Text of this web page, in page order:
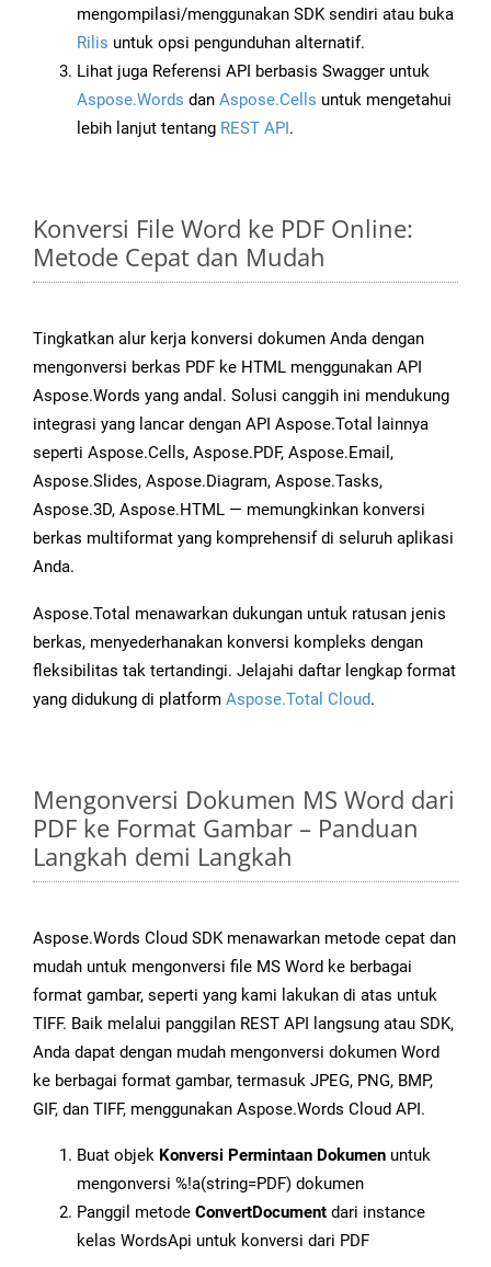
mengompilasi/menggunakan SDK sendiri atau buka
Rilis untuk opsi pengunduhan alternatif.
Lihat juga Referensi API berbasis Swagger untuk
Aspose.Words dan Aspose.Cells untuk mengetahui
lebih lanjut tentang REST API.
Konversi File Word ke PDF Online:
Metode Cepat dan Mudah
Tingkatkan alur kerja konversi dokumen Anda dengan
mengonversi berkas PDF ke HTML menggunakan API
Aspose.Words yang andal. Solusi canggih ini mendukung
integrasi yang lancar dengan API Aspose.Total lainnya
seperti Aspose.Cells, Aspose.PDF, Aspose.Email,
Aspose.Slides, Aspose.Diagram, Aspose.Tasks,
Aspose.3D, Aspose.HTML — memungkinkan konversi
berkas multiformat yang komprehensif di seluruh aplikasi
Anda.
Aspose.Total menawarkan dukungan untuk ratusan jenis
berkas, menyederhanakan konversi kompleks dengan
fleksibilitas tak tertandingi. Jelajahi daftar lengkap format
yang didukung di platform Aspose.Total Cloud.
Mengonversi Dokumen MS Word dari
PDF ke Format Gambar – Panduan
Langkah demi Langkah
Aspose.Words Cloud SDK menawarkan metode cepat dan
mudah untuk mengonversi file MS Word ke berbagai
format gambar, seperti yang kami lakukan di atas untuk
TIFF. Baik melalui panggilan REST API langsung atau SDK,
Anda dapat dengan mudah mengonversi dokumen Word
ke berbagai format gambar, termasuk JPEG, PNG, BMP,
GIF, dan TIFF, menggunakan Aspose.Words Cloud API.
Buat objek Konversi Permintaan Dokumen untuk
mengonversi %!a(string=PDF) dokumen
Panggil metode ConvertDocument dari instance
kelas WordsApi untuk konversi dari PDF